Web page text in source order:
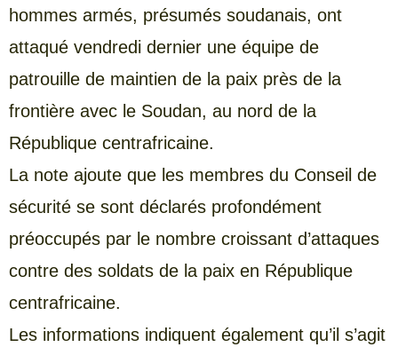
hommes armés, présumés soudanais, ont
attaqué vendredi dernier une équipe de
patrouille de maintien de la paix près de la
frontière avec le Soudan, au nord de la
République centrafricaine.
La note ajoute que les membres du Conseil de
sécurité se sont déclarés profondément
préoccupés par le nombre croissant d’attaques
contre des soldats de la paix en République
centrafricaine.
Les informations indiquent également qu’il s’agit